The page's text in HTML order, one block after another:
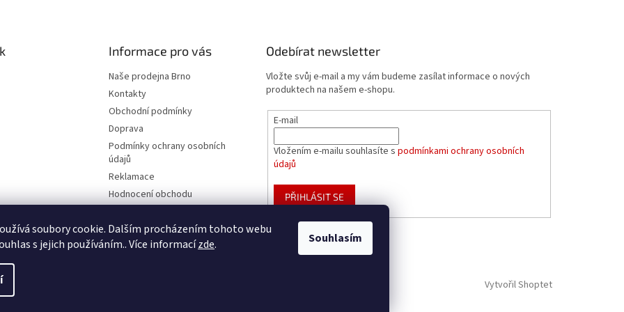
soubory cookie. Dalším procházením tohoto webu
s jejich používáním.. Více informacízde. Souhlasím
Informace pro vás
Naše prodejna Brno
Kontakty
Obchodní podmínky
Doprava
Podmínky ochrany osobních
údajů
Reklamace
Hodnocení obchodu
Blog
Odebírat newsletter
Vložte svůj e-mail a my vám budeme zasílat informace o nových
produktech na našem e-shopu.
E-mail
Vložením e-mailu souhlasíte spodmínkami ochrany osobních
údajů
PŘIHLÁSIT SE
Vytvořil Shoptet